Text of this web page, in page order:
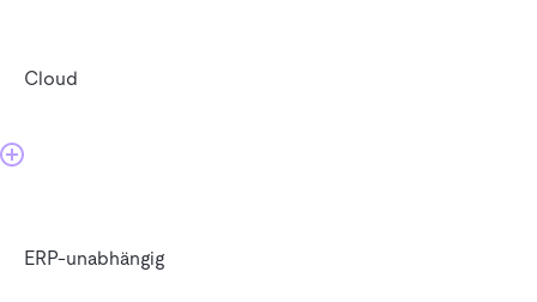
Cloud
ERP-unabhängig